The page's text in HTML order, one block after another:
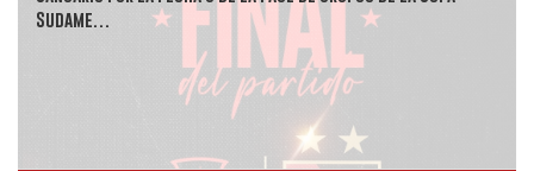
Sudame…